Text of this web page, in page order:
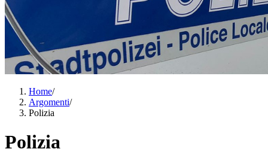
Home/
Argomenti/
Polizia
Polizia